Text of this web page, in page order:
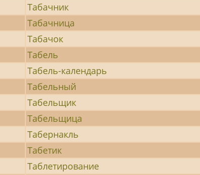
Табачник
Табачница
Табачок
Табель
Табель-календарь
Табельный
Табельщик
Табельщица
Табернакль
Табетик
Таблетирование